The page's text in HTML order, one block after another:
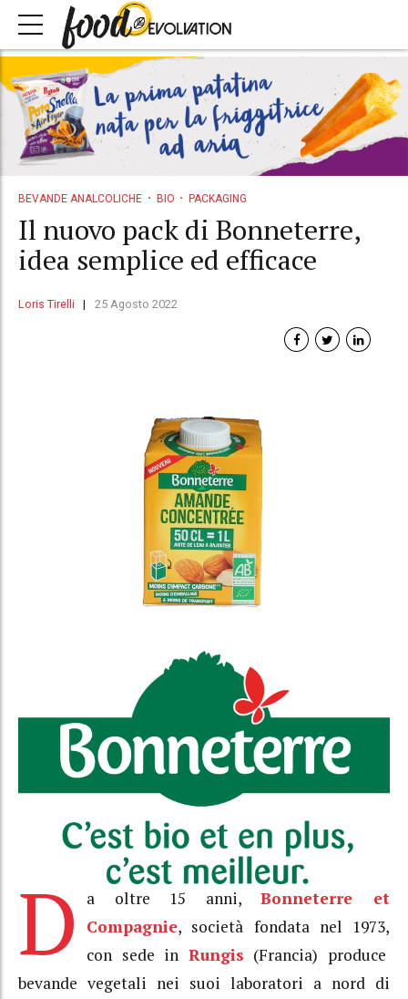
BEVANDE ANALCOLICHE BIO PACKAGING
Il nuovo pack di Bonneterre,
idea semplice ed efficace
Loris Tirelli 25 Agosto 2022
D a oltre 15 anni,Bonneterre et
Compagnie, società fondata nel 1973,
con sede in Rungis (Francia) produce
bevande vegetali nei suoi laboratori a nord di